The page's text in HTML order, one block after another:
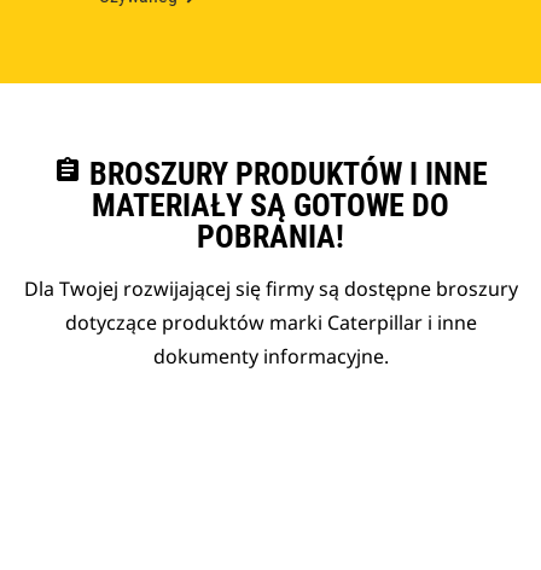
assignment BROSZURY PRODUKTÓW I INNE
MATERIAŁY SĄ GOTOWE DO
POBRANIA!
Dla Twojej rozwijającej się firmy są dostępne broszury
dotyczące produktów marki Caterpillar i inne
dokumenty informacyjne.